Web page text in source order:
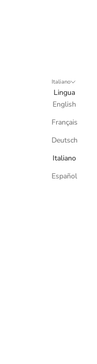
Italiano
Lingua
English
Français
Deutsch
Italiano
Español